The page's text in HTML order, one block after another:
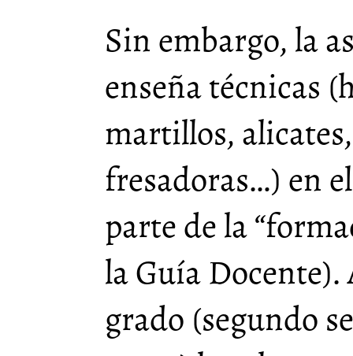
Sin embargo, la
enseña técnicas
martillos,
fresadoras…) en
parte de la
la Guía Docente).
grado (segundo